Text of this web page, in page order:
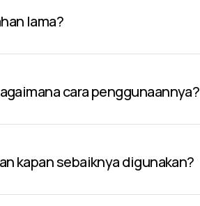
lama?
cara penggunaannya?
kapan sebaiknya digunakan?